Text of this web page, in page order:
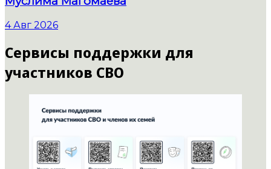
4 Авг 2026
Сервисы поддержки для
участников СВО